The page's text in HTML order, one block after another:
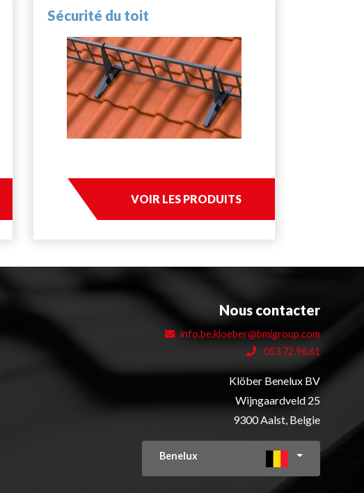
Sécurité du toit
VOIR LES PRODUITS
Nous contacter
info.be.kloeber@bmigroup.com
053.72.96.61
Klöber Benelux BV
Wijngaardveld 25
9300 Aalst, Belgie
Benelux